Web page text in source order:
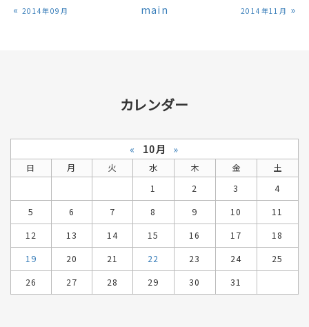
« 2014年09月 main 2014年11月 »
カレンダー
« 10月 »
日 月 火 水 木 金
土
1
2 3
4
5
6 7 8 9 10
11
12
13 14 15 16 17
18
19
20 21 22 23 24
25
26
27 28 29 30 31